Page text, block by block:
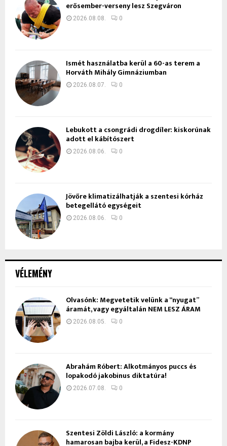
VÉLEMÉNY
Olvasónk: Megvetetik velünk a “nyugat”
áramát, vagy egyáltalán NEM LESZ ÁRAM
2026.08.05. 0
Ábrahám Róbert: Alkotmányos puccs és
lopakodó jakobinus diktatúra!
2026.07.08. 0
Szentesi Zöldi László: a kormány
hamarosan bajba kerül, a Fidesz-KDNP
erősember-verseny lesz Szegváron
2026.08.08. 0
Ismét használatba kerül a 60-as terem a
Horváth Mihály Gimnáziumban
2026.08.07. 0
Lebukott a csongrádi drogdíler: kiskorúnak
adott el kábítószert
2026.08.06. 0
Jövőre klimatizálhatják a szentesi kórház
betegellátó egységeit
2026.08.06. 0